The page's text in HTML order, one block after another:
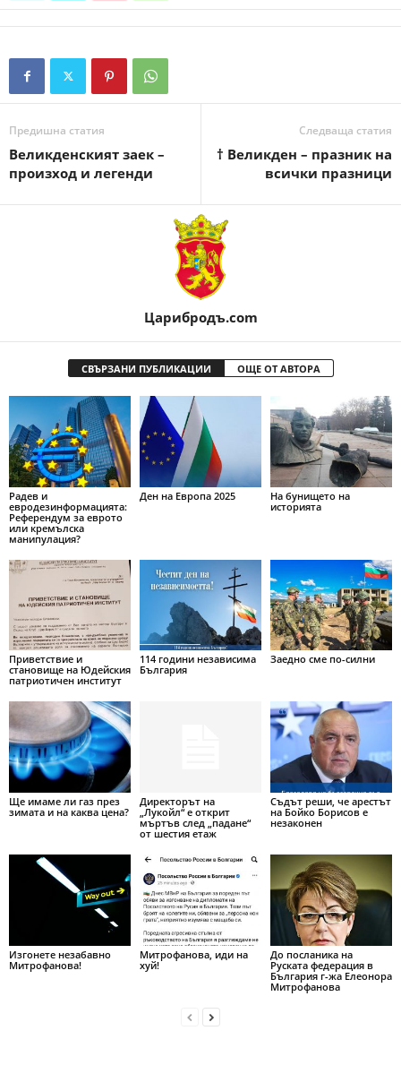
Предишна статия
Великденският заек –
произход и легенди
Следваща статия
† Великден – празник на
всички празници
Царибродъ.com
СВЪРЗАНИ ПУБЛИКАЦИИ ОЩЕ ОТ АВТОРА
Радев и
евродезинформацията:
Референдум за еврото
или кремълска
манипулация?
Ден на Европа 2025
На бунището на
историята
Приветствие и
становище на Юдейския
патриотичен институт
114 години независима
България
Заедно сме по-силни
Ще имаме ли газ през
зимата и на каква цена?
Директорът на
„Лукойл“ е открит
мъртъв след „падане“
от шестия етаж
Съдът реши, че арестът
на Бойко Борисов е
незаконен
Изгонете незабавно
Митрофанова!
Митрофанова, иди на
хуй!
До посланика на
Руската федерация в
България г-жа Елеонора
Митрофанова